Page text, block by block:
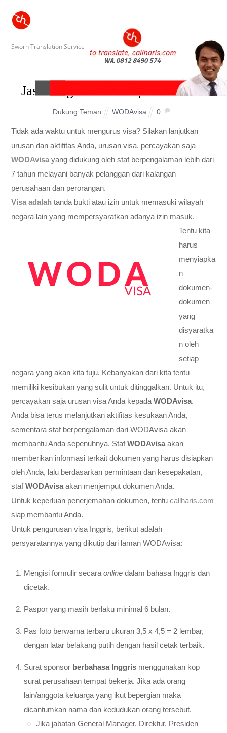
Sworn Translation Service
Jasa Pengurusan Visa | WODAvisa
Dukung Teman WODAvisa 0
Tidak ada waktu untuk mengurus visa? Silakan lanjutkan
urusan dan aktifitas Anda, urusan visa, percayakan saja
WODAvisa yang didukung oleh staf berpengalaman lebih dari
7 tahun melayani banyak pelanggan dari kalangan
perusahaan dan perorangan.
Visa adalah tanda bukti atau izin untuk memasuki wilayah
negara lain yang mempersyaratkan adanya izin masuk.
Tentu kita
harus
menyiapka
n
dokumen-
dokumen
yang
disyaratka
n oleh
setiap
negara yang akan kita tuju. Kebanyakan dari kita tentu
memiliki kesibukan yang sulit untuk ditinggalkan. Untuk itu,
percayakan saja urusan visa Anda kepadaWODAvisa.
Anda bisa terus melanjutkan aktifitas kesukaan Anda,
sementara staf berpengalaman dari WODAvisa akan
membantu Anda sepenuhnya. StafWODAvisa akan
memberikan informasi terkait dokumen yang harus disiapkan
oleh Anda, lalu berdasarkan permintaan dan kesepakatan,
stafWODAvisa akan menjemput dokumen Anda.
Untuk keperluan penerjemahan dokumen, tentucallharis.com
siap membantu Anda.
Untuk pengurusan visa Inggris, berikut adalah
persyaratannya yang dikutip dari laman WODAvisa:
Mengisi formulir secara onlinedalam bahasa Inggris dan
dicetak.
Paspor yang masih berlaku minimal 6 bulan.
Pas foto berwarna terbaru ukuran 3,5 x 4,5 = 2 lembar,
dengan latar belakang putih dengan hasil cetak terbaik.
Surat sponsor berbahasa Inggrismenggunakan kop
surat perusahaan tempat bekerja. Jika ada orang
lain/anggota keluarga yang ikut bepergian maka
dicantumkan nama dan kedudukan orang tersebut.
Jika jabatan General Manager, Direktur, Presiden